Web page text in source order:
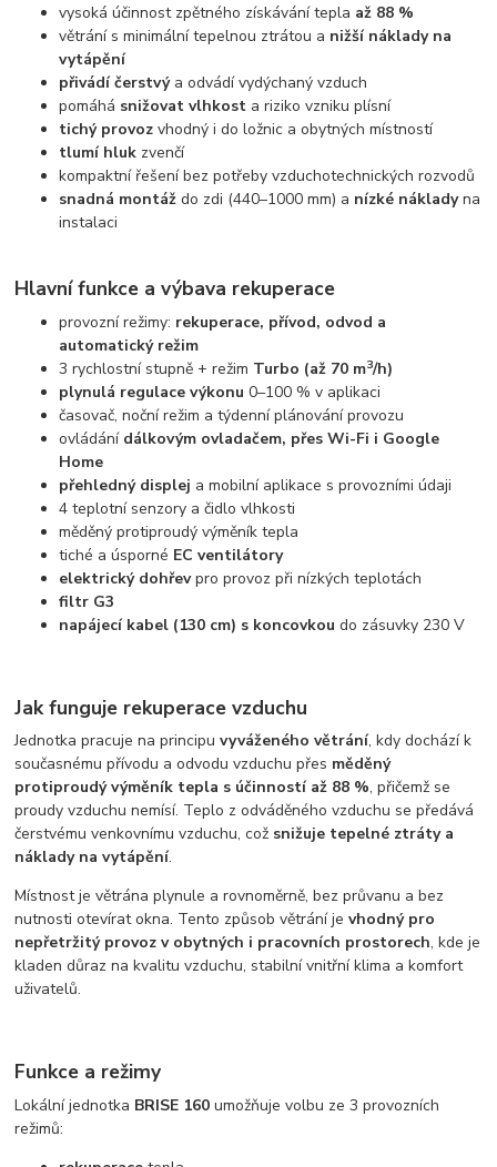
vysoká účinnost zpětného získávání tepla až 88 %
větrání s minimální tepelnou ztrátou a nižší náklady na
vytápění
přivádí čerstvýa odvádí vydýchaný vzduch
pomáhá snižovat vlhkost a riziko vzniku plísní
tichý provoz vhodný i do ložnic a obytných místností
tlumí hluk zvenčí
kompaktní řešení bez potřeby vzduchotechnických rozvodů
snadná montáž do zdi (440–1000 mm) a nízké nákladyna
instalaci
Hlavní funkce a výbava rekuperace
provozní režimy: rekuperace, přívod, odvod a
automatický režim
3 rychlostní stupně + režim Turbo (až 70 m3/h)
plynulá regulace výkonu 0–100 % v aplikaci
časovač, noční režim a týdenní plánování provozu
ovládání dálkovým ovladačem, přes Wi-Fi i Google
Home
přehledný displej a mobilní aplikace s provozními údaji
4 teplotní senzory a čidlo vlhkosti
měděný protiproudý výměník tepla
tiché a úsporné EC ventilátory
elektrický dohřevpro provoz při nízkých teplotách
filtr G3
napájecí kabel (130 cm) s koncovkou do zásuvky 230 V
Jak funguje rekuperace vzduchu
Jednotka pracuje na principuvyváženého větrání, kdy dochází k
současnému přívodu a odvodu vzduchu přes měděný
protiproudý výměník tepla s účinností až 88 %, přičemž se
proudy vzduchu nemísí. Teplo z odváděného vzduchu se předává
čerstvému venkovnímu vzduchu, což snižuje tepelné ztráty a
náklady na vytápění.
Místnost je větrána plynule a rovnoměrně, bez průvanu a bez
nutnosti otevírat okna. Tento způsob větrání jevhodný pro
nepřetržitý provoz v obytných i pracovních prostorech, kde je
kladen důraz na kvalitu vzduchu, stabilní vnitřní klima a komfort
uživatelů.
Funkce a režimy
Lokální jednotka BRISE 160 umožňuje volbu ze 3 provozních
režimů: